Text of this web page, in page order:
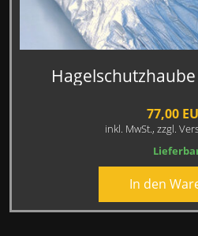
77,00
inkl. MwSt., zzgl.
In den